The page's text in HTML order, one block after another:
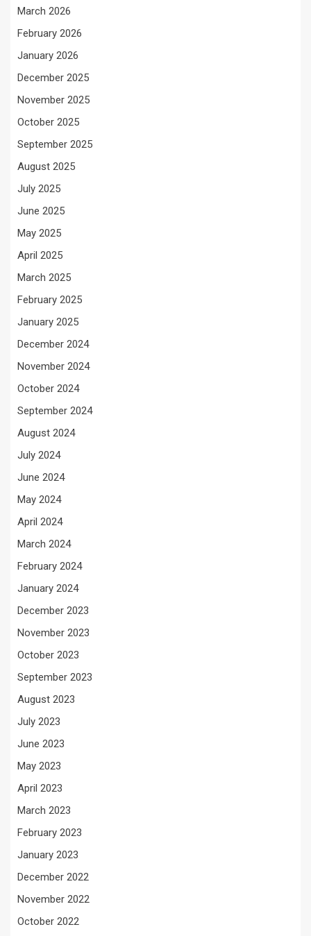
March 2026
February 2026
January 2026
December 2025
November 2025
October 2025
September 2025
August 2025
July 2025
June 2025
May 2025
April 2025
March 2025
February 2025
January 2025
December 2024
November 2024
October 2024
September 2024
August 2024
July 2024
June 2024
May 2024
April 2024
March 2024
February 2024
January 2024
December 2023
November 2023
October 2023
September 2023
August 2023
July 2023
June 2023
May 2023
April 2023
March 2023
February 2023
January 2023
December 2022
November 2022
October 2022